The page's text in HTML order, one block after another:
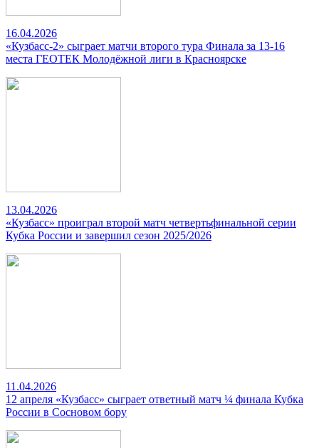
16.04.2026
«Кузбасс-2» сыграет матчи второго тура Финала за 13-16
места ГЕОТЕК Молодёжной лиги в Красноярске
13.04.2026
«Кузбасс» проиграл второй матч четвертьфинальной серии
Кубка России и завершил сезон 2025/2026
11.04.2026
12 апреля «Кузбасс» сыграет ответный матч ¼ финала Кубка
России в Сосновом бору